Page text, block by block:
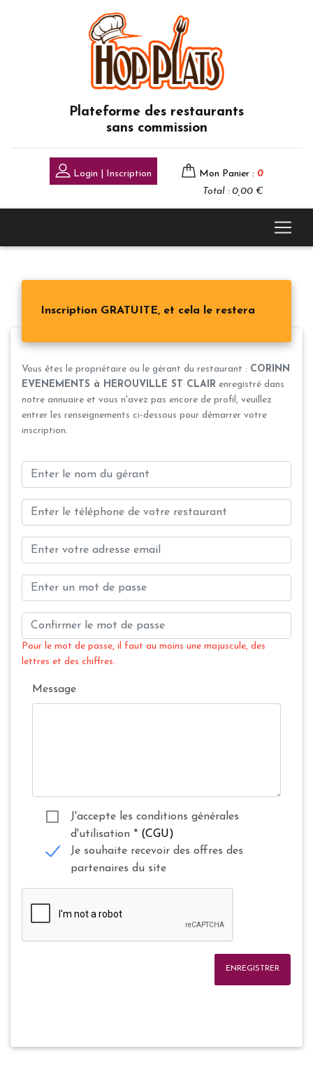
Plateforme des restaurants
sans commission
Login | Inscription Mon Panier : 0
Total : 0,00 €
Inscription GRATUITE, et cela le restera
Vous êtes le propriétaire ou le gérant du restaurant : CORINN
EVENEMENTS à HEROUVILLE ST CLAIR enregistré dans
notre annuaire et vous n'avez pas encore de profil, veuillez
entrer les renseignements ci-dessous pour démarrer votre
inscription.
Pour le mot de passe, il faut au moins une majuscule, des
lettres et des chiffres.
Message
J'accepte les conditions générales
d'utilisation * (CGU)
Je souhaite recevoir des offres des
partenaires du site
ENREGISTRER